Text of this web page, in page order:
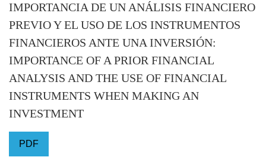
IMPORTANCIA DE UN ANÁLISIS FINANCIERO
PREVIO Y EL USO DE LOS INSTRUMENTOS
FINANCIEROS ANTE UNA INVERSIÓN:
IMPORTANCE OF A PRIOR FINANCIAL
ANALYSIS AND THE USE OF FINANCIAL
INSTRUMENTS WHEN MAKING AN
INVESTMENT
PDF